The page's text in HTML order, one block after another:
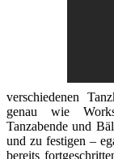
verschiedenen
genau wie
Tanzabende und
und zu festigen –
bereits